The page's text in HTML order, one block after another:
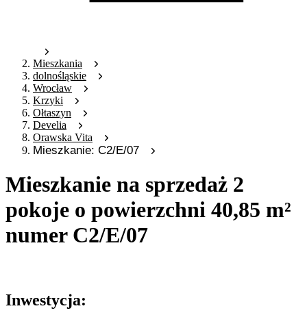
Mieszkania
dolnośląskie
Wrocław
Krzyki
Ołtaszyn
Develia
Orawska Vita
Mieszkanie: C2/E/07
Mieszkanie na sprzedaż 2
pokoje o powierzchni 40,85 m²
numer C2/E/07
Inwestycja: